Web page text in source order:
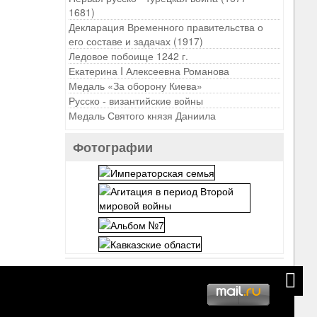
1681)
Декларация Временного правительства о
его составе и задачах (1917)
Ледовое побоище 1242 г.
Екатерина I Алексеевна Романова
Медаль «За оборону Киева»
Русско - византийские войны
Медаль Святого князя Даниила
Фотографии